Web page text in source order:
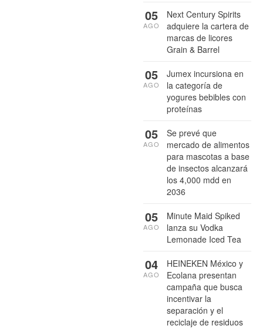
Next Century Spirits
adquiere la cartera de
marcas de licores
Grain & Barrel
05
AGO
Jumex incursiona en
la categoría de
yogures bebibles con
proteínas
05
AGO
Se prevé que
mercado de alimentos
para mascotas a base
de insectos alcanzará
los 4,000 mdd en
2036
05
AGO
Minute Maid Spiked
lanza su Vodka
Lemonade Iced Tea
05
AGO
HEINEKEN México y
Ecolana presentan
campaña que busca
incentivar la
separación y el
reciclaje de residuos
04
AGO